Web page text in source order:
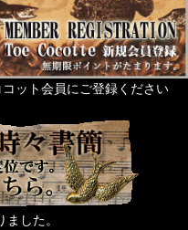
ット会員にご登録ください
した。